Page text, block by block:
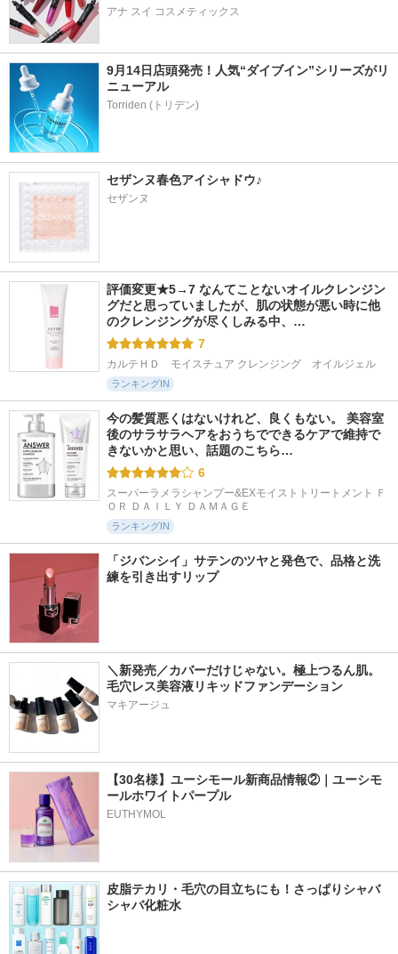
アナ スイ コスメティックス
9月14日店頭発売！人気“ダイブイン”シリーズがリ
ニューアル
セザンヌ春色アイシャドウ♪
セザンヌ
評価変更★5→7 なんてことないオイルクレンジン
グだと思っていましたが、肌の状態が悪い時に他
のクレンジングが尽くしみる中、…
7
カルテＨＤ　モイスチュア クレンジング　オイルジェル
ランキングIN
今の髪質悪くはないけれど、良くもない。 美容室
後のサラサラヘアをおうちでできるケアで維持で
きないかと思い、話題のこちら…
6
スーパーラメラシャンプー&EXモイストトリートメント Ｆ
ＯＲ ＤＡＩＬＹ ＤＡＭＡＧＥ
ランキングIN
「ジバンシイ」サテンのツヤと発色で、品格と洗
練を引き出すリップ
＼新発売／カバーだけじゃない。極上つるん肌。
毛穴レス美容液リキッドファンデーション
マキアージュ
【30名様】ユーシモール新商品情報②｜ユーシモ
ールホワイトパープル
EUTHYMOL
皮脂テカリ・毛穴の目立ちにも！さっぱりシャバ
シャバ化粧水